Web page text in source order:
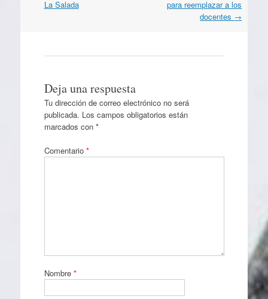
La Salada
para reemplazar a los
docentes →
Deja una respuesta
Tu dirección de correo electrónico no será
publicada. Los campos obligatorios están
marcados con *
Comentario *
Nombre *